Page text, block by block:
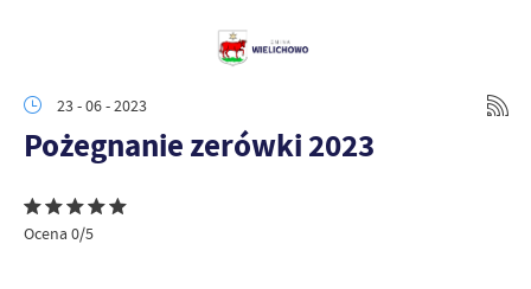
23 - 06 - 2023
Pożegnanie zerówki 2023
Ocena 0/5